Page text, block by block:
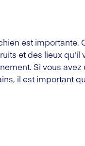
est
et des lieux
Si vous
il est important